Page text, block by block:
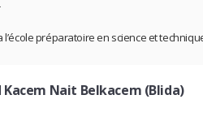
préparatoire en science et
Kacem Nait Belkacem (Blida)